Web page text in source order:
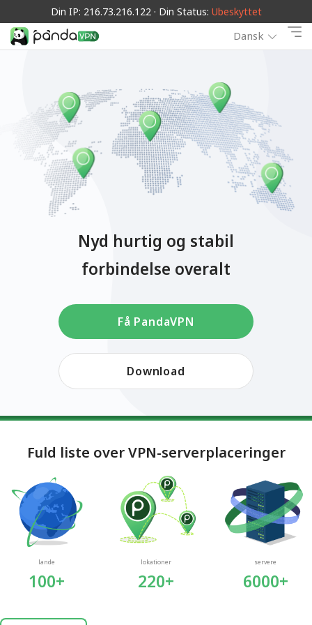
Din IP: 216.73.216.122 · Din Status: Ubeskyttet
Dansk
Nyd hurtig og stabil
forbindelse overalt
Få PandaVPN
Download
Fuld liste over VPN-serverplaceringer
lande
100+
lokationer
220+
servere
6000+